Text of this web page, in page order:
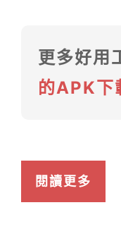
更多好用
的APK下
閱讀更多